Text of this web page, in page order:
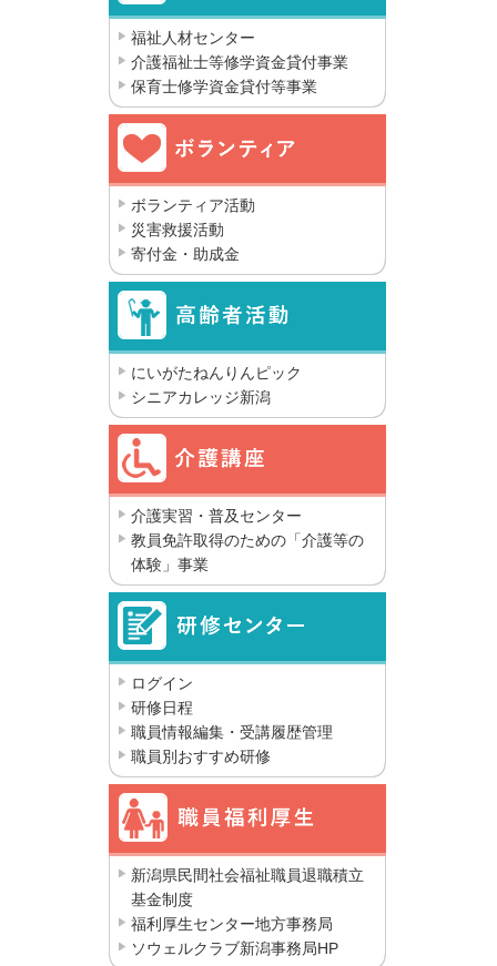
福祉人材センター
介護福祉士等修学資金貸付事業
保育士修学資金貸付等事業
ボランティア活動
災害救援活動
寄付金・助成金
にいがたねんりんピック
シニアカレッジ新潟
介護実習・普及センター
教員免許取得のための「介護等の
体験」事業
ログイン
研修日程
職員情報編集・受講履歴管理
職員別おすすめ研修
新潟県民間社会福祉職員退職積立
基金制度
福利厚生センター地方事務局
ソウェルクラブ新潟事務局HP